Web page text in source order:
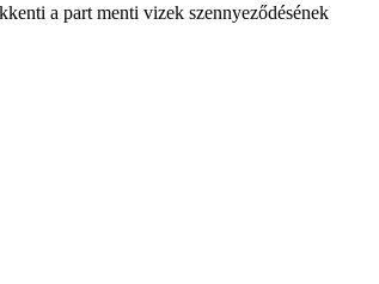
a part menti vizek szennyeződésének